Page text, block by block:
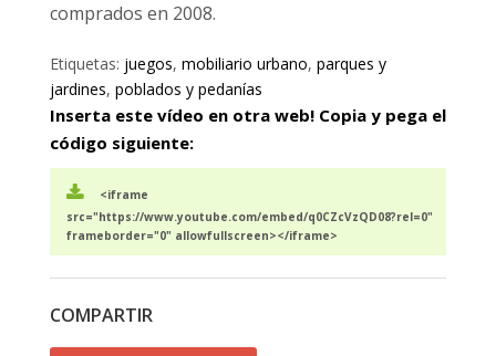
comprados en 2008.
Etiquetas: juegos, mobiliario urbano, parques y
jardines, poblados y pedanías
Inserta este vídeo en otra web! Copia y pega el
código siguiente:
<iframe
src="https://www.youtube.com/embed/q0CZcVzQD08?rel=0"
frameborder="0" allowfullscreen></iframe>
COMPARTIR